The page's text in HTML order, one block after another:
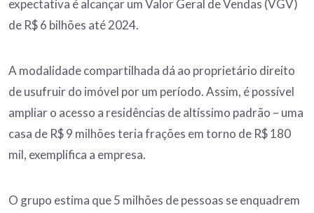
expectativa é alcançar um Valor Geral de Vendas (VGV)
de R$ 6 bilhões até 2024.
A modalidade compartilhada dá ao proprietário direito
de usufruir do imóvel por um período. Assim, é possível
ampliar o acesso a residências de altíssimo padrão – uma
casa de R$ 9 milhões teria frações em torno de R$ 180
mil, exemplifica a empresa.
O grupo estima que 5 milhões de pessoas se enquadrem